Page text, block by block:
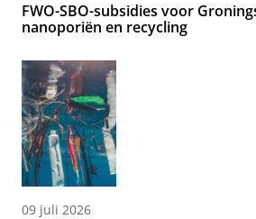
FWO-SBO-subsidies voor
nanoporiën en recycling
09 juli 2026